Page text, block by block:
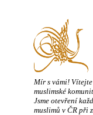
Mír s vámi!
muslimské
Jsme otevření
muslimů v ČR při